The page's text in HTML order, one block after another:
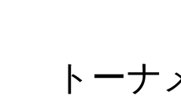
トーナ